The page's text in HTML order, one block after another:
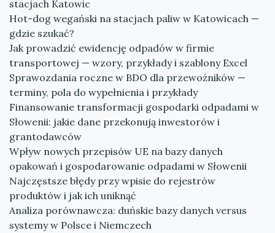
stacjach Katowic
Hot-dog wegański na stacjach paliw w Katowicach —
gdzie szukać?
Jak prowadzić ewidencję odpadów w firmie
transportowej — wzory, przykłady i szablony Excel
Sprawozdania roczne w BDO dla przewoźników —
terminy, pola do wypełnienia i przykłady
Finansowanie transformacji gospodarki odpadami w
Słowenii: jakie dane przekonują inwestorów i
grantodawców
Wpływ nowych przepisów UE na bazy danych
opakowań i gospodarowanie odpadami w Słowenii
Najczęstsze błędy przy wpisie do rejestrów
produktów i jak ich uniknąć
Analiza porównawcza: duńskie bazy danych versus
systemy w Polsce i Niemczech